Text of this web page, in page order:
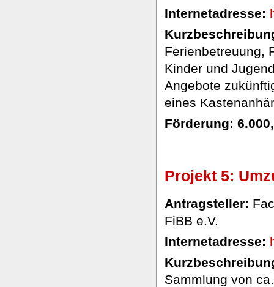
Internetadresse:
Ferienbetreuung,
Kinder und
Angebote
eines
Förderung:
Projekt 5:
Antragsteller:
FiBB e.V.
Internetadresse:
Sammlung von